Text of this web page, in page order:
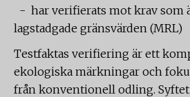
- har verifierats mot krav som
lagstadgade gränsvärden (MRL)
Testfaktas verifiering är ett
ekologiska märkningar och
från konventionell odling. Syftet